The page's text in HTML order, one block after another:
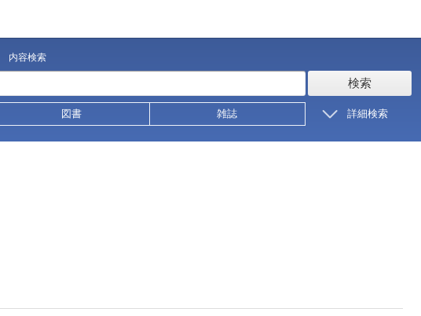
内容検索
検索
図書 雑誌 詳細検索